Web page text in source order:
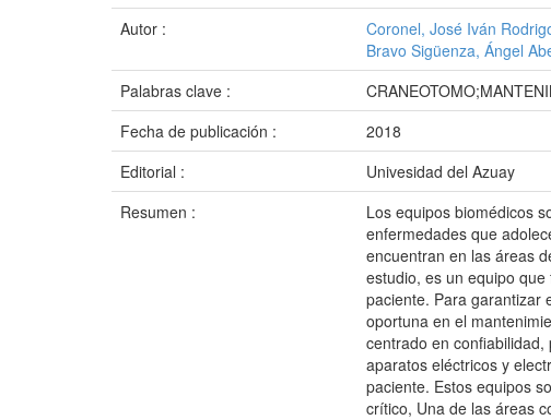
Autor :
Coronel, José Iván
Bravo Sigüenza, Ángel
Palabras clave :
Fecha de publicación :
2018
Editorial :
Univesidad del Azuay
Resumen :
Los equipos biomédicos
enfermedades que
encuentran en las áreas
estudio, es un equipo
paciente. Para garantizar
oportuna en el
centrado en
aparatos eléctricos y
paciente. Estos equipos
crítico, Una de las áreas